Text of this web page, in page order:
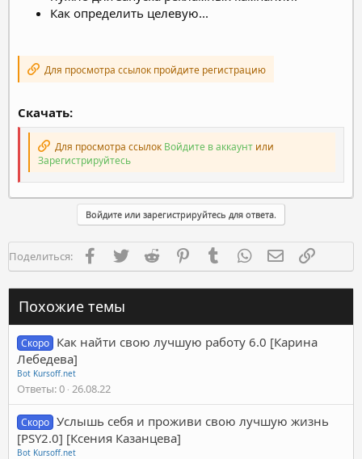
Как определить целевую...
Для просмотра ссылок пройдите регистрацию
Скачать:
Для просмотра ссылок Войдите в аккаунт или
Зарегистрируйтесь
Войдите или зарегистрируйтесь для ответа.
Поделиться: FacebookTwitter Reddit PinterestTumblr WhatsAppЭлектронная
Похожие темы
Скоро Как найти свою лучшую работу 6.0 [Карина
Лебедева]
Bot Kursoff.net
Ответы 0 26.08.22
Скоро Услышь себя и проживи свою лучшую жизнь
[PSY2.0] [Ксения Казанцева]
Bot Kursoff.net